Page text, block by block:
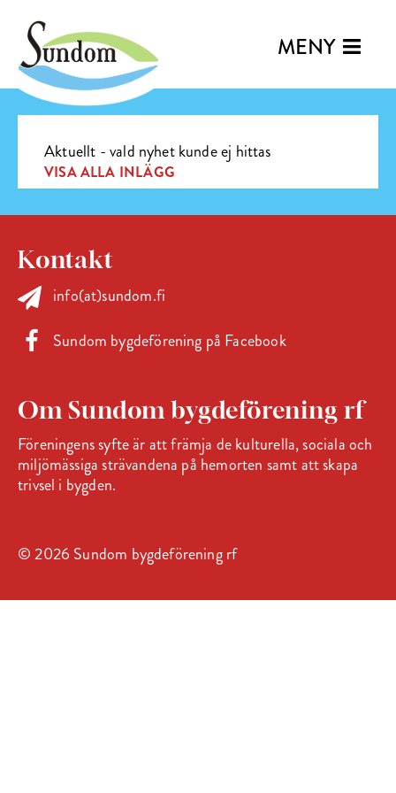
MENY
Aktuellt - vald nyhet kunde ej hittas
VISA ALLA INLÄGG
Kontakt
info(at)sundom.fi
Sundom bygdeförening på Facebook
Om Sundom bygdeförening rf
Föreningens syfte är att främja de kulturella, sociala och
miljömässiga strävandena på hemorten samt att skapa
trivsel i bygden.
© 2026 Sundom bygdeförening rf